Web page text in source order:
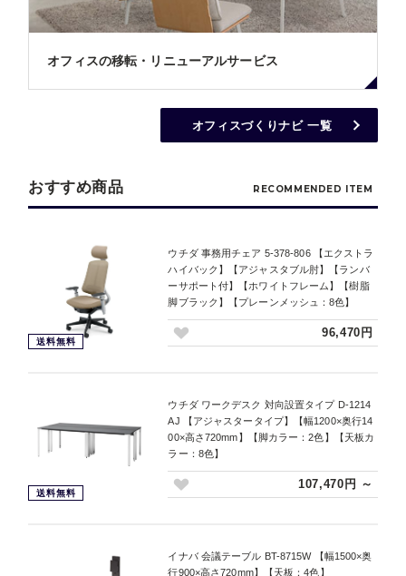
オフィスの移転・リニューアルサービス
オフィスづくりナビ 一覧
おすすめ商品 RECOMMENDED ITEM
送料無料
ウチダ 事務用チェア 5-378-806 【エクストラ
ハイバック】【アジャスタブル肘】【ランバ
ーサポート付】【ホワイトフレーム】【樹脂
脚ブラック】【プレーンメッシュ：8色】
96,470円
送料無料
ウチダ ワークデスク 対向設置タイプ D-1214
AJ 【アジャスタータイプ】【幅1200×奥行14
00×高さ720mm】【脚カラー：2色】【天板カ
ラー：8色】
107,470円 ～
イナバ 会議テーブル BT-8715W 【幅1500×奥
行900×高さ720mm】【天板：4色】